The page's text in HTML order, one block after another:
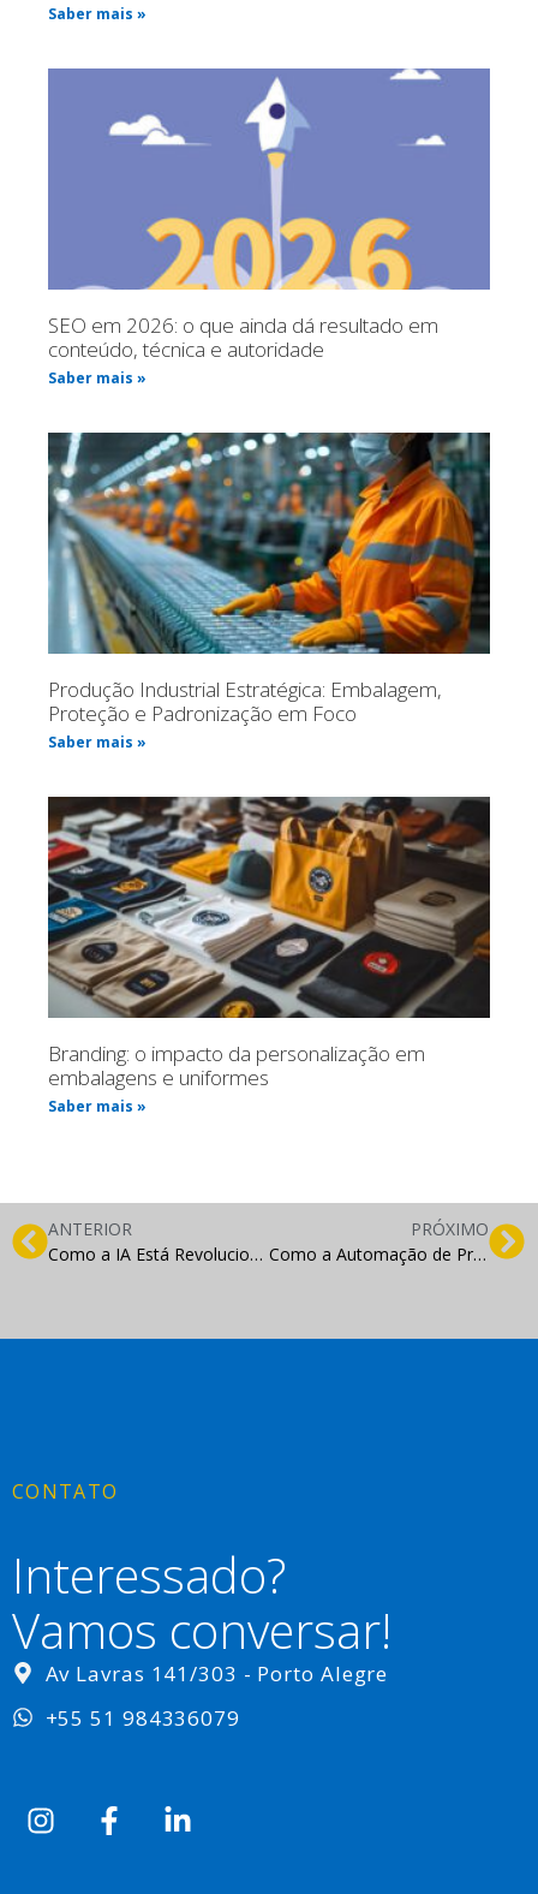
Saber mais »
SEO em 2026: o que ainda dá resultado em
conteúdo, técnica e autoridade
Saber mais »
Produção Industrial Estratégica: Embalagem,
Proteção e Padronização em Foco
Saber mais »
Branding: o impacto da personalização em
embalagens e uniformes
Saber mais »
ANTERIOR
Como a IA Está Revolucionando a Análise de Dados em Negócios
PRÓXIMO
Como a Automação de Processos Transforma Pequenas Empresas
CONTATO
Interessado?
Vamos conversar!
Av Lavras 141/303 - Porto Alegre
+55 51 984336079